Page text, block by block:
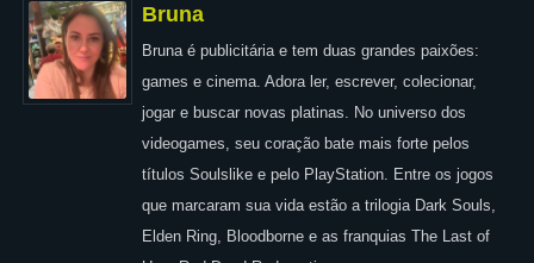
Bruna
Bruna é publicitária e tem duas grandes paixões:
games e cinema. Adora ler, escrever, colecionar,
jogar e buscar novas platinas. No universo dos
videogames, seu coração bate mais forte pelos
títulos Soulslike e pelo PlayStation. Entre os jogos
que marcaram sua vida estão a trilogia Dark Souls,
Elden Ring, Bloodborne e as franquias The Last of